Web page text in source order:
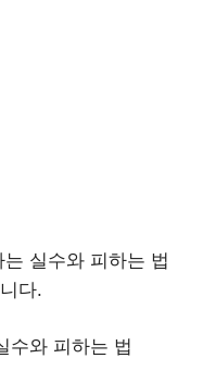
실수와 피하는 법
다.